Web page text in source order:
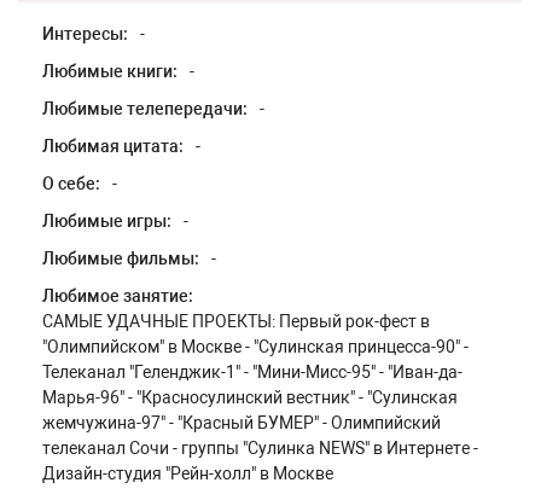
Интересы:
-
Любимые книги:
-
Любимые телепередачи:
-
Любимая цитата:
-
О себе:
-
Любимые игры:
-
Любимые фильмы:
-
Любимое занятие:
САМЫЕ УДАЧНЫЕ ПРОЕКТЫ: Первый рок-фест в
"Олимпийском" в Москве - "Сулинская принцесса-90" -
Телеканал "Геленджик-1" - "Мини-Мисс-95" - "Иван-да-
Марья-96" - "Красносулинский вестник" - "Сулинская
жемчужина-97" - "Красный БУМЕР" - Олимпийский
телеканал Сочи - группы "Сулинка NEWS" в Интернете -
Дизайн-студия "Рейн-холл" в Москве